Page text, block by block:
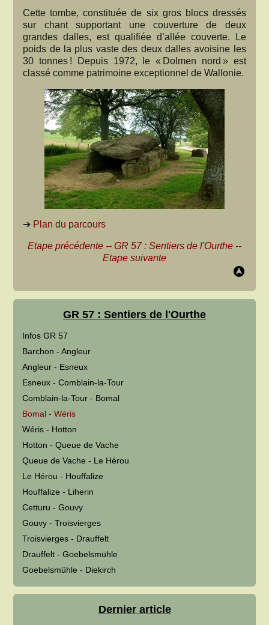
GR 57 : Sentiers de l'Ourthe
Infos GR 57
Barchon - Angleur
Angleur - Esneux
Esneux - Comblain-la-Tour
Comblain-la-Tour - Bomal
Bomal - Wéris
Wéris - Hotton
Hotton - Queue de Vache
Queue de Vache - Le Hérou
Le Hérou - Houffalize
Houffalize - Liherin
Cetturu - Gouvy
Gouvy - Troisvierges
Troisvierges - Drauffelt
Drauffelt - Goebelsmühle
Goebelsmühle - Diekirch
Dernier article
Cette tombe, constituée de six gros blocs dressés
sur chant supportant une couverture de deux
grandes dalles, est qualifiée d’allée couverte. Le
poids de la plus vaste des deux dalles avoisine les
30 tonnes ! Depuis 1972, le « Dolmen nord » est
classé comme patrimoine exceptionnel de Wallonie.
➔ Plan du parcours
Etape précédente -- GR 57 : Sentiers de l'Ourthe --
Etape suivante